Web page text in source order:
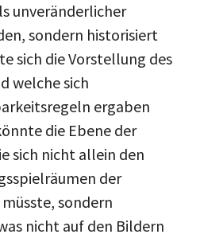
unveränderlicher
sondern historisiert
sich die Vorstellung des
welche sich
ergaben
die Ebene der
sich nicht allein den
der
sondern
nicht auf den Bildern